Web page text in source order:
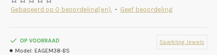
Gebaseerd op 0 beoordeling(en). - Geef beoordeling
OP VOORRAAD
Model: EAGEM38-BS
Sparkling Jewels